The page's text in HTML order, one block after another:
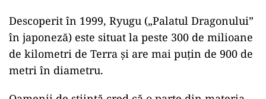
Descoperit în 1999, Ryugu („Palatul Dragonului”
în japoneză) este situat la peste 300 de milioane
de kilometri de Terra şi are mai puţin de 900 de
metri în diametru.